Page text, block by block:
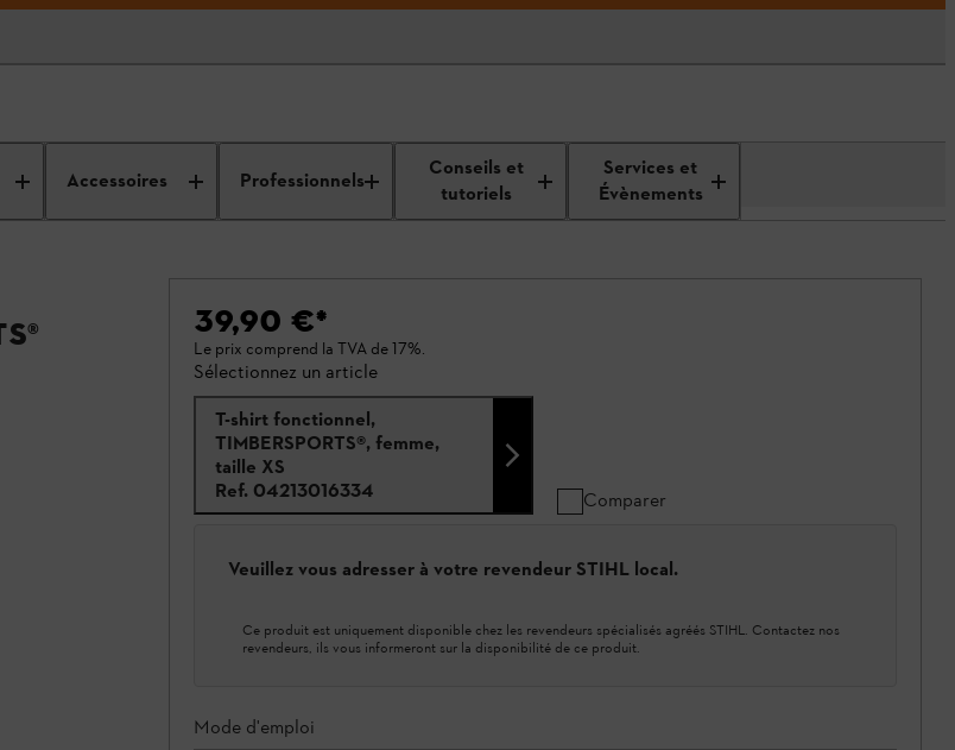
Accessoires Professionnels
Conseils et
tutoriels
Services et
Évènements
39,90 €*
Le prix comprend la TVA de 17%.
Sélectionnez un article
T-shirt fonctionnel,
TIMBERSPORTS®, femme,
taille XS
Ref. 04213016334 Comparer
Veuillez vous adresser à votre revendeur STIHL local.
Ce produit est uniquement disponible chez les revendeurs spécialisés agréés STIHL. Contactez nos
revendeurs, ils vous informeront sur la disponibilité de ce produit.
Mode d'emploi